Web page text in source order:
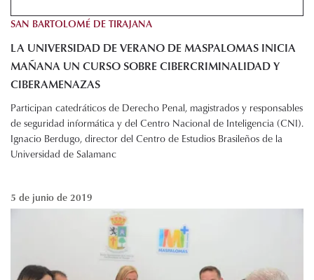
SAN BARTOLOMÉ DE TIRAJANA
LA UNIVERSIDAD DE VERANO DE MASPALOMAS INICIA
MAÑANA UN CURSO SOBRE CIBERCRIMINALIDAD Y
CIBERAMENAZAS
Participan catedráticos de Derecho Penal, magistrados y responsables
de seguridad informática y del Centro Nacional de Inteligencia (CNI).
Ignacio Berdugo, director del Centro de Estudios Brasileños de la
Universidad de Salamanc
5 de junio de 2019